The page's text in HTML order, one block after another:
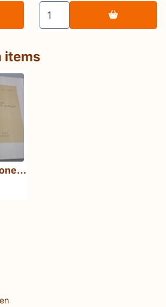
die scone Historische
Aantal kiezen voor
items